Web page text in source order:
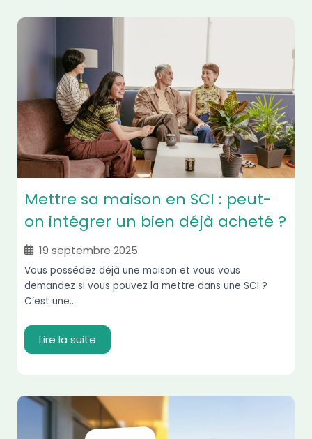
Mettre sa maison en SCI : peut-
on intégrer un bien déjà acheté ?
19 septembre 2025
Vous possédez déjà une maison et vous vous
demandez si vous pouvez la mettre dans une SCI ?
C’est une...
Lire la suite